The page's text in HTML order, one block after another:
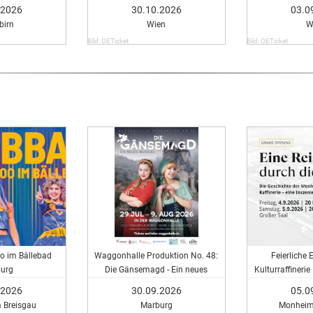
30.10.2026
Wien
Bild: OETicket Bild: OETicket
im Bällebad
Breisgau
Waggonhalle Produktion No. 48:
Die Gänsemagd - Ein neues
30.09.2026
Marburg
Feierliche
Kulturraffinerie